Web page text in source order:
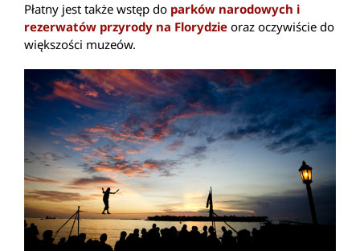
Płatny jest także wstęp do parków narodowych i
rezerwatów przyrody na Florydzie oraz oczywiście do
większości muzeów.